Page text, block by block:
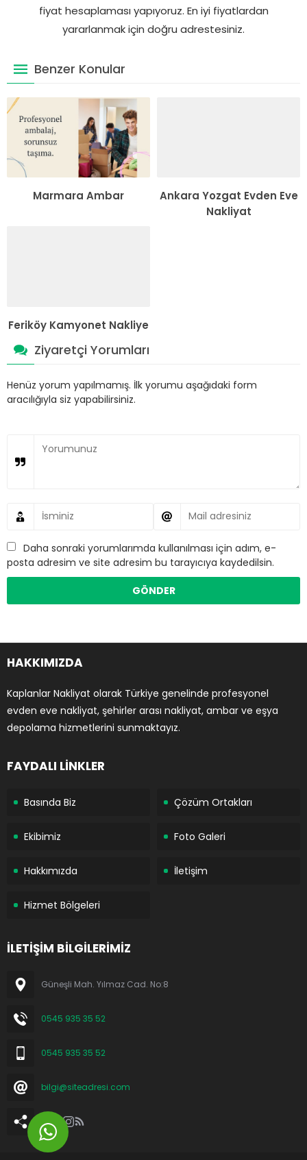
fiyat hesaplaması yapıyoruz. En iyi fiyatlardan
yararlanmak için doğru adrestesiniz.
Benzer Konular
Marmara Ambar
Ankara Yozgat Evden Eve
Nakliyat
Feriköy Kamyonet Nakliye
Ziyaretçi Yorumları
Henüz yorum yapılmamış. İlk yorumu aşağıdaki form
aracılığıyla siz yapabilirsiniz.
Daha sonraki yorumlarımda kullanılması için adım, e-
posta adresim ve site adresim bu tarayıcıya kaydedilsin.
HAKKIMIZDA
Kaplanlar Nakliyat olarak Türkiye genelinde profesyonel
evden eve nakliyat, şehirler arası nakliyat, ambar ve eşya
depolama hizmetlerini sunmaktayız.
FAYDALI LİNKLER
Basında Biz Çözüm Ortakları
Ekibimiz Foto Galeri
Hakkımızda İletişim
Hizmet Bölgeleri
İLETİŞİM BİLGİLERİMİZ
Güneşli Mah. Yılmaz Cad. No:8
0545 935 35 52
0545 935 35 52
bilgi@siteadresi.com